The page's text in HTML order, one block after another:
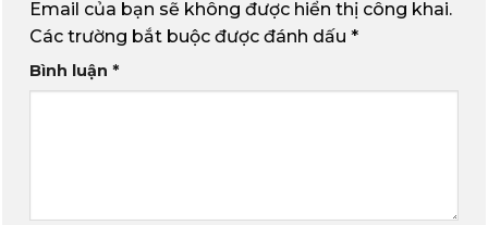
Email của bạn sẽ không được hiển thị công khai.
Các trường bắt buộc được đánh dấu *
Bình luận *